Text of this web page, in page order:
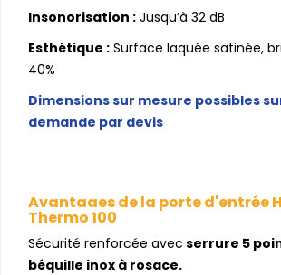
Insonorisation : Jusqu’à 32 dB
Esthétique : Surface laquée satinée,
40%
Dimensions sur mesure possibles
demande par devis
Avantages de la porte d'entrée
Thermo 100
Sécurité renforcée avec serrure 5
béquille inox à rosace.